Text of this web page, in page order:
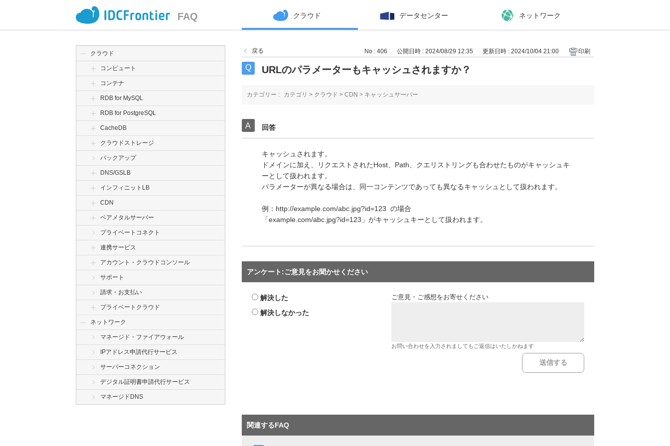
FAQ クラウド データセンター ネットワーク
クラウド
コンピュート
コンテナ
RDB for MySQL
RDB for PostgreSQL
CacheDB
クラウドストレージ
バックアップ
DNS/GSLB
インフィニットLB
CDN
ベアメタルサーバー
プライベートコネクト
連携サービス
アカウント・クラウドコンソール
サポート
請求・お支払い
プライベートクラウド
ネットワーク
マネージド・ファイアウォール
IPアドレス申請代行サービス
サーバーコネクション
デジタル証明書申請代行サービス
マネージドDNS
戻る No : 406 公開日時 : 2024/08/29 12:35 更新日時 : 2024/10/04 21:00 印刷
URLのパラメーターもキャッシュされますか？
カテゴリー : カテゴリ > クラウド > CDN > キャッシュサーバー
回答
キャッシュされます。
ドメインに加え、リクエストされたHost、Path、クエリストリングも合わせたものがキャッシュキ
ーとして扱われます。
パラメーターが異なる場合は、同一コンテンツであっても異なるキャッシュとして扱われます。
例： http://example.com/abc.jpg?id=123 の場合
「example.com/abc.jpg?id=123」がキャッシュキーとして扱われます。
アンケート:ご意見をお聞かせください
解決した
解決しなかった
ご意見・ご感想をお寄せください
お問い合わせを入力されましてもご返信はいたしかねます
関連するFAQ